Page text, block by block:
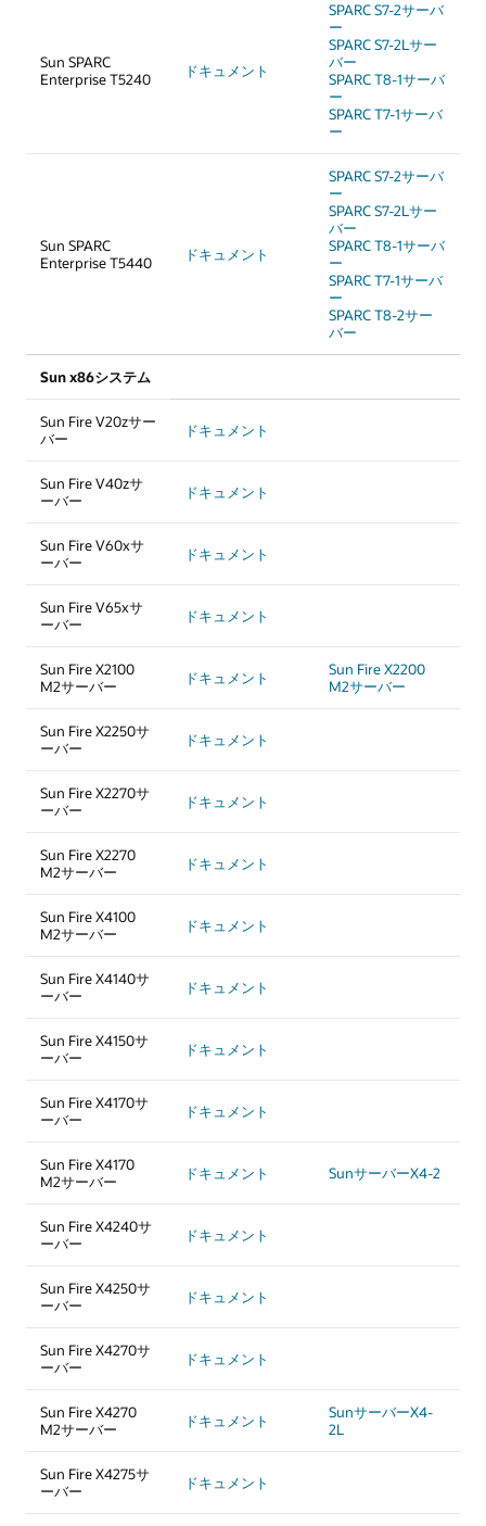
Sun SPARC
Enterprise T5240
ドキュメント
SPARC S7-2サーバ
ー
SPARC S7-2Lサー
バー
SPARC T8-1サーバ
ー
SPARC T7-1サーバ
ー
Sun SPARC
Enterprise T5440
ドキュメント
SPARC S7-2サーバ
ー
SPARC S7-2Lサー
バー
SPARC T8-1サーバ
ー
SPARC T7-1サーバ
ー
SPARC T8-2サー
バー
Sun x86システム
Sun Fire V20zサー
バー
ドキュメント
Sun Fire V40zサ
ーバー
ドキュメント
Sun Fire V60xサ
ーバー
ドキュメント
Sun Fire V65xサ
ーバー
ドキュメント
Sun Fire X2100
M2サーバー
ドキュメント
Sun Fire X2200
M2サーバー
Sun Fire X2250サ
ーバー
ドキュメント
Sun Fire X2270サ
ーバー
ドキュメント
Sun Fire X2270
M2サーバー
ドキュメント
Sun Fire X4100
M2サーバー
ドキュメント
Sun Fire X4140サ
ーバー
ドキュメント
Sun Fire X4150サ
ーバー
ドキュメント
Sun Fire X4170サ
ーバー
ドキュメント
Sun Fire X4170
M2サーバー
ドキュメント SunサーバーX4-2
Sun Fire X4240サ
ーバー
ドキュメント
Sun Fire X4250サ
ーバー
ドキュメント
Sun Fire X4270サ
ーバー
ドキュメント
Sun Fire X4270
M2サーバー
ドキュメント
SunサーバーX4-
2L
Sun Fire X4275サ
ーバー
ドキュメント